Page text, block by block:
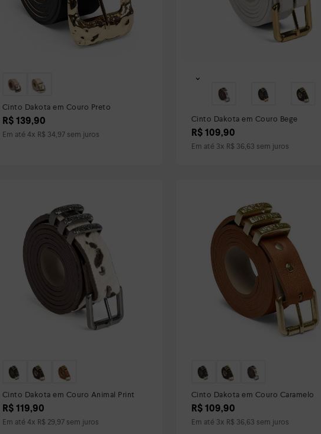
Cinto Dakota em Couro Preto
R$ 139,90
Em até4x R$ 34,97sem juros
Cinto Dakota em Couro Bege
R$ 109,90
Em até 3x R$ 36,63 sem juros
Cinto Dakota em Couro Animal Print
R$ 119,90
Em até4x R$ 29,97sem juros
Cinto Dakota em Couro Caramelo
R$ 109,90
Em até 3x R$ 36,63 sem juros